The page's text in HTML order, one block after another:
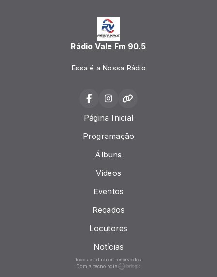
Rádio Vale Fm 90.5
Essa é a Nossa Rádio
Página Inicial
Programação
Álbuns
Vídeos
Eventos
Recados
Locutores
Notícias
Todos os direitos reservados.
Com a tecnologia